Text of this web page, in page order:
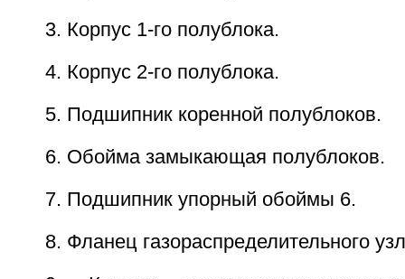
3. Корпус 1-го полублока.
4. Корпус 2-го полублока.
5. Подшипник коренной полублоков.
6. Обойма замыкающая полублоков.
7. Подшипник упорный обоймы 6.
8. Фланец газораспределительного